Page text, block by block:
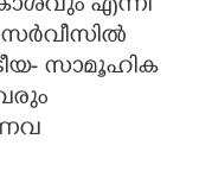
എന്നീ
സാമൂഹിക